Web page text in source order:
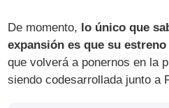
De momento, lo único que
expansión es que su
que volverá a ponernos en la
siendo codesarrollada junto a